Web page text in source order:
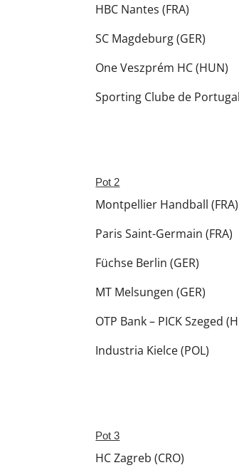
HBC Nantes (FRA)
SC Magdeburg (GER)
One Veszprém HC (HUN)
Sporting Clube de
Pot 2
Montpellier Handball (FRA)
Paris Saint-Germain (FRA)
Füchse Berlin (GER)
MT Melsungen (GER)
OTP Bank – PICK Szeged
Industria Kielce (POL)
Pot 3
HC Zagreb (CRO)